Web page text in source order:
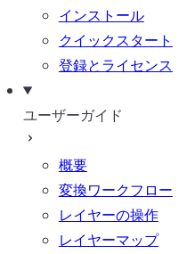
インストール
クイックスタート
登録とライセンス
ユーザーガイド
概要
変換ワークフロー
レイヤーの操作
レイヤーマップ